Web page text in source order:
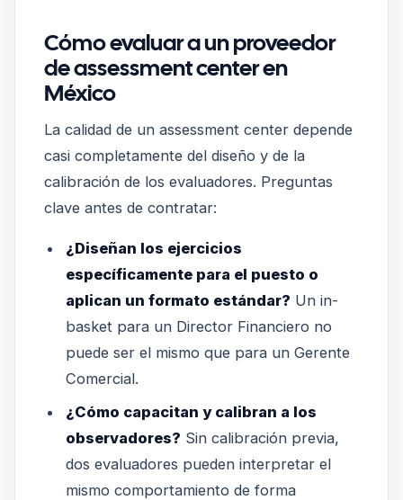
Cómo evaluar a un proveedor
de assessment center en
México
La calidad de un assessment center depende
casi completamente del diseño y de la
calibración de los evaluadores. Preguntas
clave antes de contratar:
¿Diseñan los ejercicios
específicamente para el puesto o
aplican un formato estándar? Un in-
basket para un Director Financiero no
puede ser el mismo que para un Gerente
Comercial.
¿Cómo capacitan y calibran a los
observadores? Sin calibración previa,
dos evaluadores pueden interpretar el
mismo comportamiento de forma